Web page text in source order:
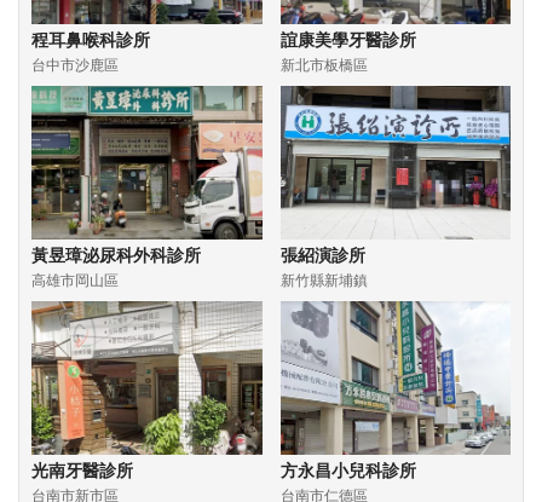
程耳鼻喉科診所
台中市沙鹿區
誼康美學牙醫診所
新北市板橋區
黃昱璋泌尿科外科診所
高雄市岡山區
張紹演診所
新竹縣新埔鎮
光南牙醫診所
台南市新市區
方永昌小兒科診所
台南市仁德區